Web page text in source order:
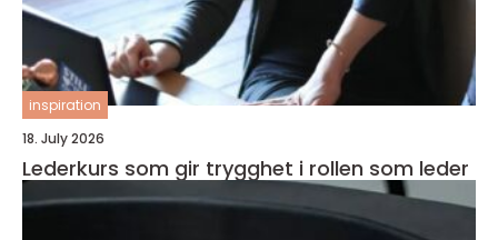
inspiration
18. July 2026
Lederkurs som gir trygghet i rollen som leder